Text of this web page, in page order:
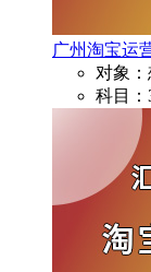
广州淘宝运
对象
科目：